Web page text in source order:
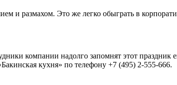
и размахом. Это же легко обыграть в
компании надолго запомнят этот
кухня» по телефону +7 (495) 2-555-666.